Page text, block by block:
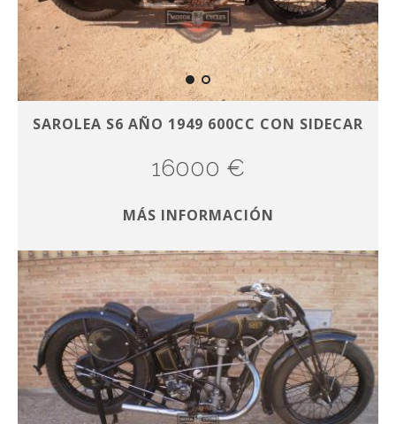
SAROLEA S6 AÑO 1949 600CC CON SIDECAR
16000 €
MÁS INFORMACIÓN